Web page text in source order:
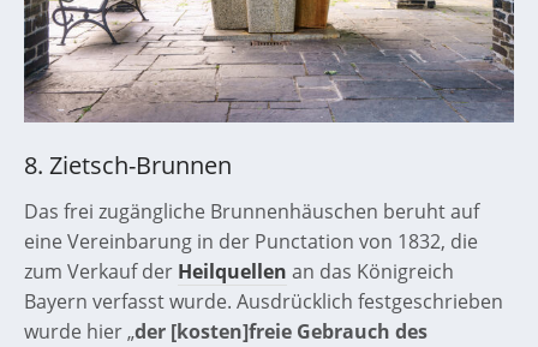
8. Zietsch-Brunnen
Das frei zugängliche Brunnenhäuschen beruht auf
eine Vereinbarung in der Punctation von 1832, die
zum Verkauf der Heilquellen an das Königreich
Bayern verfasst wurde. Ausdrücklich festgeschrieben
wurde hier „der [kosten]freie Gebrauch des